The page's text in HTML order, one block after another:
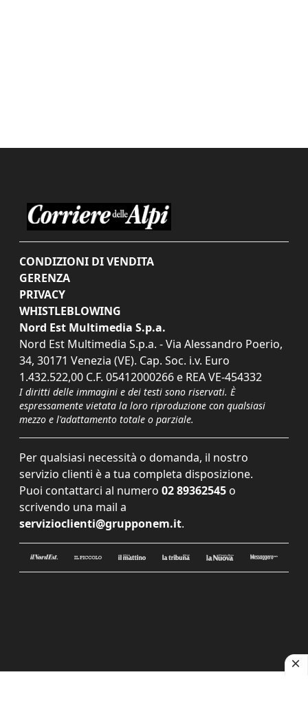
CONDIZIONI DI VENDITA
GERENZA
PRIVACY
WHISTLEBLOWING
Nord Est Multimedia S.p.a.
Nord Est Multimedia S.p.a. - Via Alessandro Poerio,
34, 30171 Venezia (VE). Cap. Soc. i.v. Euro
1.432.522,00 C.F. 05412000266 e REA VE-454332
I diritti delle immagini e dei testi sono riservati. È
espressamente vietata la loro riproduzione con qualsiasi
mezzo e l'adattamento totale o parziale.
Per qualsiasi necessità o domanda, il nostro
servizio clienti è a tua completa disposizione.
Puoi contattarci al numero 02 89362545 o
scrivendo una mail a
servizioclienti@grupponem.it.